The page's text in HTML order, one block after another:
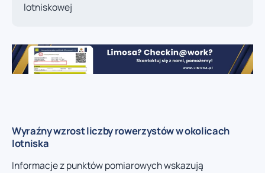
lotniskowej
Wyraźny wzrost liczby rowerzystów w okolicach
lotniska
Informacje z punktów pomiarowych wskazują